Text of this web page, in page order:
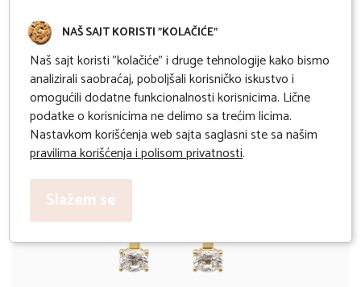
NAŠ SAJT KORISTI "KOLAČIĆE"
Naš sajt koristi "kolačiće" i druge tehnologije kako bismo
analizirali saobraćaj, poboljšali korisničko iskustvo i
omogućili dodatne funkcionalnosti korisnicima. Lične
podatke o korisnicima ne delimo sa trećim licima.
Nastavkom korišćenja web sajta saglasni ste sa našim
pravilima korišćenja i polisom privatnosti.
Slažem se